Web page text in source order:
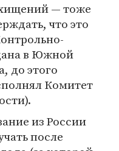
— тоже
что это
в Южной
до этого
Комитет
из России
после